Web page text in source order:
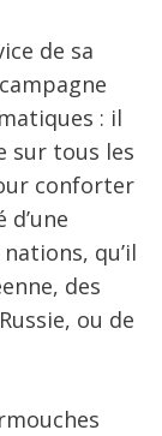
de sa
: il
sur tous les
conforter
qu’il
des
ou de